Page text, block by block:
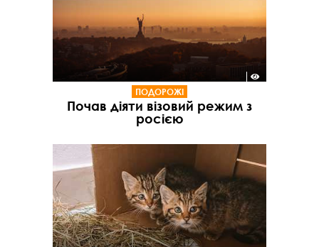
ПОДОРОЖІ
Почав діяти візовий режим з
росією